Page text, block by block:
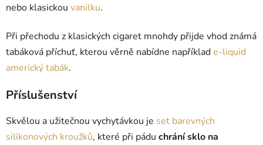
nebo klasickou vanilku.
Při přechodu z klasických cigaret mnohdy přijde vhod známá
tabáková příchuť, kterou věrně nabídne napříklade-liquid
americký tabák.
Příslušenství
Skvělou a užitečnou vychytávkou je set barevných
silikonových kroužků, které při pádu chrání sklo na